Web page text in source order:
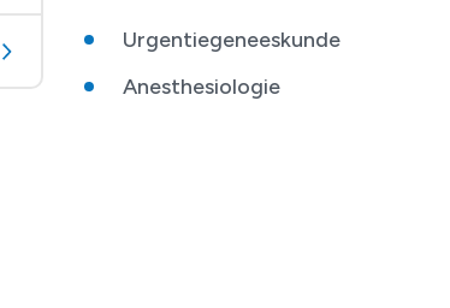
Urgentiegeneeskunde
Anesthesiologie